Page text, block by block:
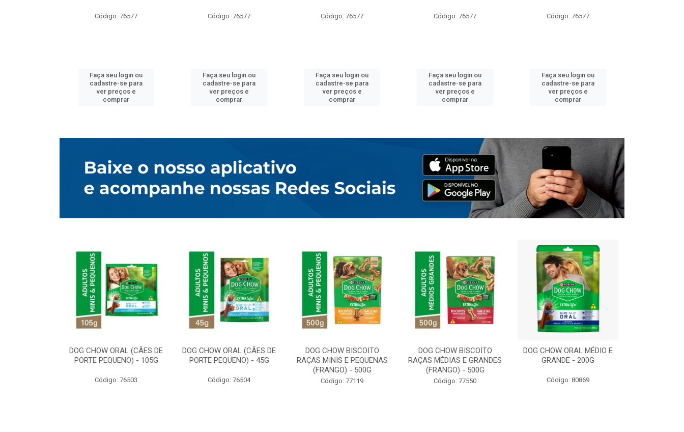
Código: 76577
Faça seu login ou
cadastre-se para
ver preços e
comprar
Código: 76577
Faça seu login ou
cadastre-se para
ver preços e
comprar
Código: 76577
Faça seu login ou
cadastre-se para
ver preços e
comprar
Código: 76577
Faça seu login ou
cadastre-se para
ver preços e
comprar
Código: 76577
Faça seu login ou
cadastre-se para
ver preços e
comprar
DOG CHOW ORAL (CÃES DE
PORTE PEQUENO) - 105G
Código: 76503
DOG CHOW ORAL (CÃES DE
PORTE PEQUENO) - 45G
Código: 76504
DOG CHOW BISCOITO
RAÇAS MINIS E PEQUENAS
(FRANGO) - 500G
Código: 77119
DOG CHOW BISCOITO
RAÇAS MÉDIAS E GRANDES
(FRANGO) - 500G
Código: 77550
DOG CHOW ORAL MÉDIO E
GRANDE - 200G
Código: 80869